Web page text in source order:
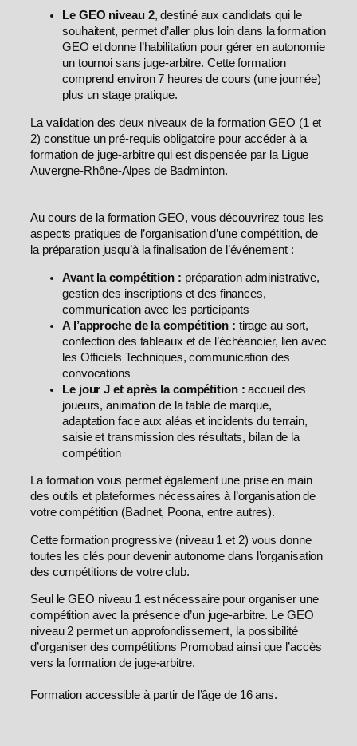
Le GEO niveau 2, destiné aux candidats qui le
souhaitent, permet d’aller plus loin dans la formation
GEO et donne l’habilitation pour gérer en autonomie
un tournoi sans juge-arbitre. Cette formation
comprend environ 7 heures de cours (une journée)
plus un stage pratique.
La validation des deux niveaux de la formation GEO (1 et
2) constitue un pré-requis obligatoire pour accéder à la
formation de juge-arbitre qui est dispensée par la Ligue
Auvergne-Rhône-Alpes de Badminton.
Au cours de la formation GEO, vous découvrirez tous les
aspects pratiques de l’organisation d’une compétition, de
la préparation jusqu’à la finalisation de l’événement :
Avant la compétition : préparation administrative,
gestion des inscriptions et des finances,
communication avec les participants
A l’approche de la compétition : tirage au sort,
confection des tableaux et de l’échéancier, lien avec
les Officiels Techniques, communication des
convocations
Le jour J et après la compétition : accueil des
joueurs, animation de la table de marque,
adaptation face aux aléas et incidents du terrain,
saisie et transmission des résultats, bilan de la
compétition
La formation vous permet également une prise en main
des outils et plateformes nécessaires à l’organisation de
votre compétition (Badnet, Poona, entre autres).
Cette formation progressive (niveau 1 et 2) vous donne
toutes les clés pour devenir autonome dans l’organisation
des compétitions de votre club.
Seul le GEO niveau 1 est nécessaire pour organiser une
compétition avec la présence d’un juge-arbitre. Le GEO
niveau 2 permet un approfondissement, la possibilité
d’organiser des compétitions Promobad ainsi que l’accès
vers la formation de juge-arbitre.
Formation accessible à partir de l’âge de 16 ans.